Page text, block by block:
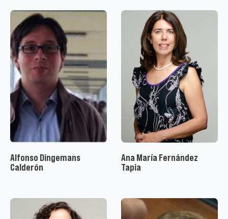
Alfonso Dingemans
Calderón
Ana María Fernández
Tapia